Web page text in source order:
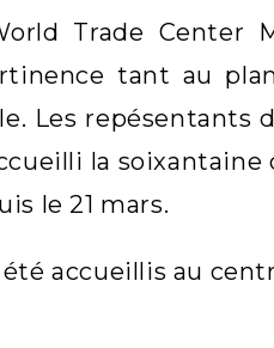
Trade Center
tant au
Les repésentants
la
le 21 mars.
accueillis au